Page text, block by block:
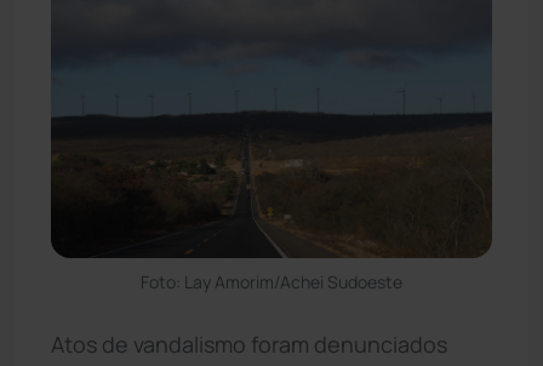
Foto: Lay Amorim/Achei Sudoeste
Atos de vandalismo foram denunciados